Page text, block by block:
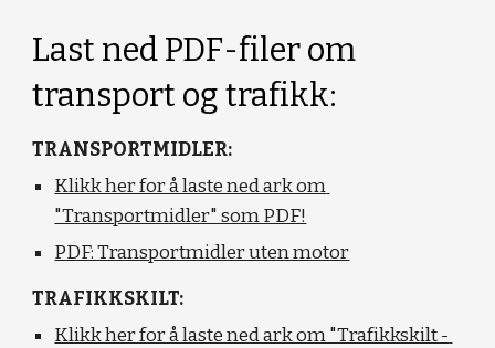
Last ned PDF-filer om
transport og trafikk:
TRANSPORTMIDLER:
Klikk her for å laste ned ark om
"Transportmidler" som PDF!
PDF: Transportmidler uten motor
TRAFIKKSKILT:
Klikk her for å laste ned ark om "Trafikkskilt -